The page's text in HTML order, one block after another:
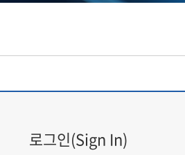
로그인(Sign In)